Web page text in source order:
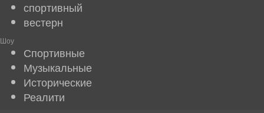
спортивный
вестерн
Шоу
Спортивные
Музыкальные
Исторические
Реалити